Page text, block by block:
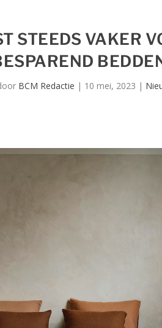
STEEDS VAKER
BCM Redactie | 10 mei, 2023 |